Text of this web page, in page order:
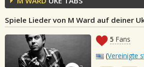
Spiele Lieder von M Ward auf deiner
5 Fans
(Vereinigte